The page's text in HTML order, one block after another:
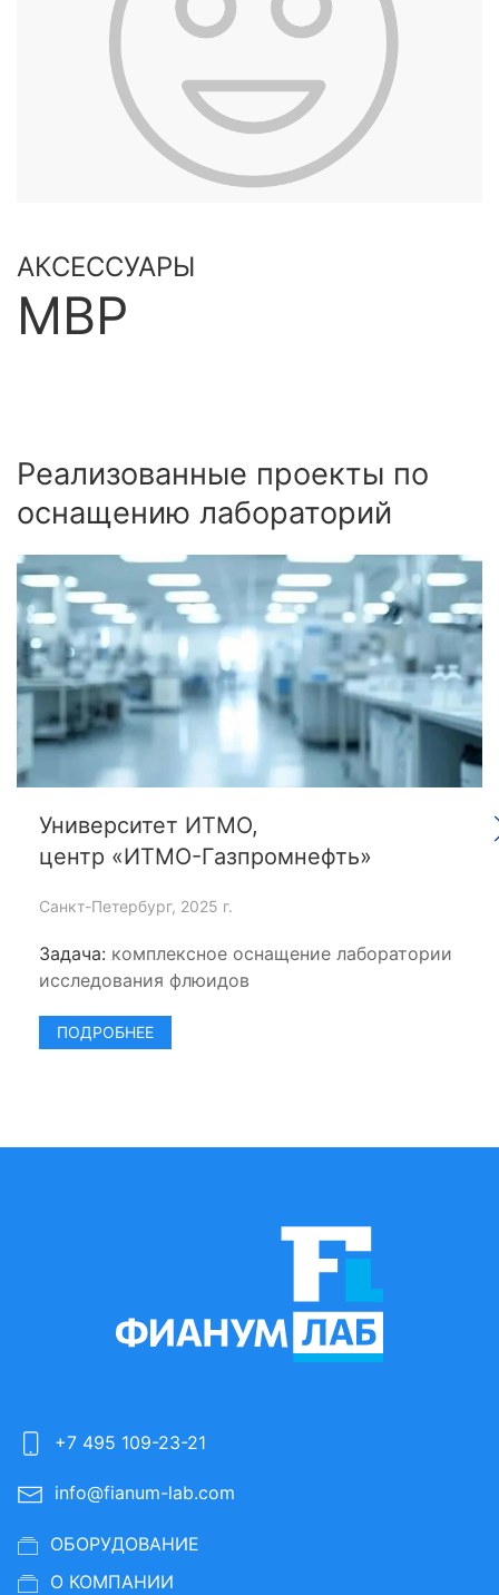
АКСЕССУАРЫ
MBP
Реализованные проекты по
оснащению лабораторий
Университет ИТМО,
центр «ИТМО-Газпромнефть»
Санкт-Петербург, 2025 г.
Задача: комплексное оснащение лаборатории
исследования флюидов
ПОДРОБНЕЕ
+7 495 109-23-21
info@fianum-lab.com
ОБОРУДОВАНИЕ
О КОМПАНИИ